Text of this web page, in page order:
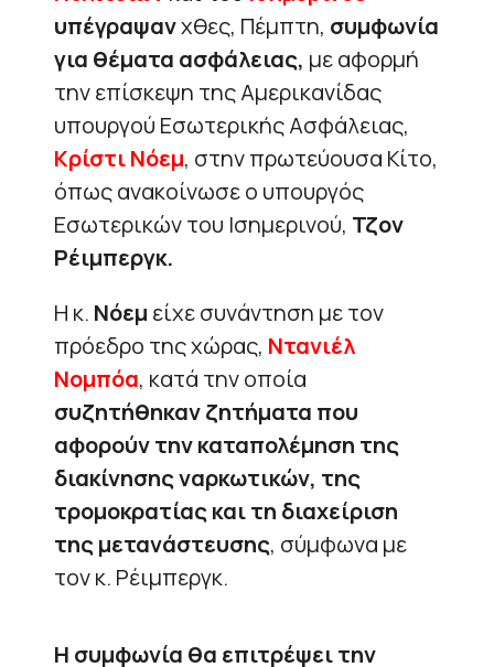
υπέγραψανχθες, Πέμπτη, συμφωνία
για θέματα ασφάλειας, με αφορμή
την επίσκεψη της Αμερικανίδας
υπουργού Εσωτερικής Ασφάλειας,
Κρίστι Νόεμ, στην πρωτεύουσα Κίτο,
όπως ανακοίνωσε ο υπουργός
Εσωτερικών του Ισημερινού, Τζον
Ρέιμπεργκ.
Η κ. Νόεμ είχε συνάντηση με τον
πρόεδρο της χώρας, Ντανιέλ
Νομπόα, κατά την οποία
συζητήθηκαν ζητήματα που
αφορούν την καταπολέμηση της
διακίνησης ναρκωτικών, της
τρομοκρατίας και τη διαχείριση
της μετανάστευσης, σύμφωνα με
τον κ. Ρέιμπεργκ.
Η συμφωνία θα επιτρέψει την